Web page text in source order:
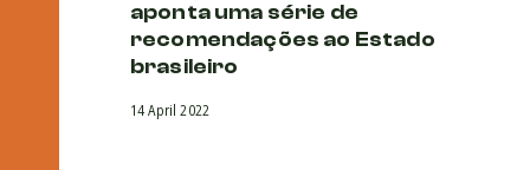
aponta uma série de
recomendações ao Estado
brasileiro
14 April 2022